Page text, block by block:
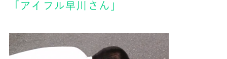
「アイフル早川さん」